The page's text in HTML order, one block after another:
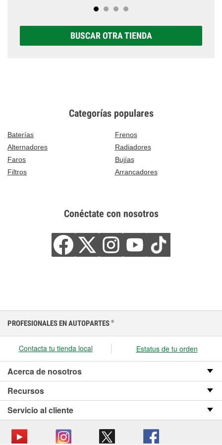
BUSCAR OTRA TIENDA
Categorías populares
Baterías
Frenos
Alternadores
Radiadores
Faros
Bujías
Filtros
Arrancadores
Conéctate con nosotros
PROFESIONALES EN AUTOPARTES ®
Contacta tu tienda local Estatus de tu orden
Acerca de nosotros
Recursos
Servicio al cliente